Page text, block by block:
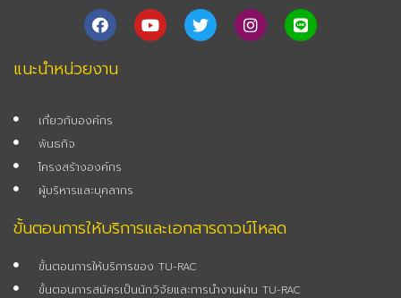
F
a
c
e
b
o
k
Y
o
u
T
w
i
I
n
s
L
i
n
แนะนำหน่วยงาน
เกี่ยวกับองค์กร
พันธกิจ
โครงสร้างองค์กร
ผู้บริหารและบุคลากร
ขั้นตอนการให้บริการและเอกสารดาวน์โหลด
ขั้นตอนการให้บริการของ TU-RAC
ขั้นตอนการสมัครเป็นนักวิจัยและการนำงานผ่าน TU-RAC